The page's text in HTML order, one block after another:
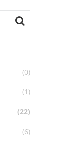
(0)
(1)
(22)
(6)